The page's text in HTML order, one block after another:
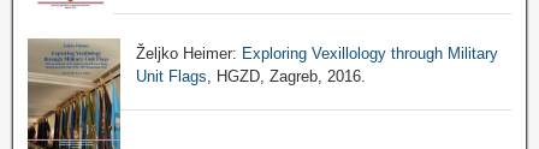
Željko Heimer: Exploring Vexillology through Military
Unit Flags , HGZD, Zagreb, 2016.